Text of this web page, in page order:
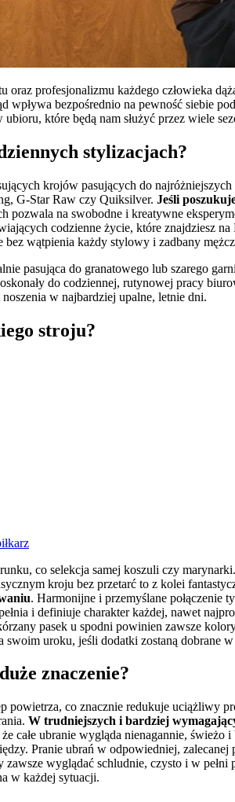
profesjonalizmu każdego człowieka
bezpośrednio na pewność siebie
które będą nam służyć przez wiele
stylizacjach?
krojów pasujących do
G-Star Raw czy Quiksilver. Jeśli
pozwala na swobodne i kreatywne
codzienne życie, które znajdziesz
wątpienia każdy stylowy i zadbany
pasująca do granatowego lub szarego
do codziennej, rutynowej pracy
w najbardziej upalne, letnie dni.
stroju?
co selekcja samej koszuli czy
kroju bez przetarć to z kolei
. Harmonijne i przemyślane połączenie
i definiuje charakter każdej, nawet
pasek u spodni powinien zawsze
swoim uroku, jeśli dodatki zostaną dobrane
znaczenie?
co znacznie redukuje uciążliwy
W trudniejszych i bardziej
całe ubranie wygląda nienagannie, świeżo
Pranie ubrań w odpowiedniej,
wyglądać schludnie, czysto i w
w każdej sytuacji.